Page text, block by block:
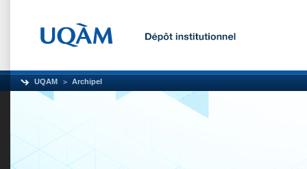
UQAM Archipel